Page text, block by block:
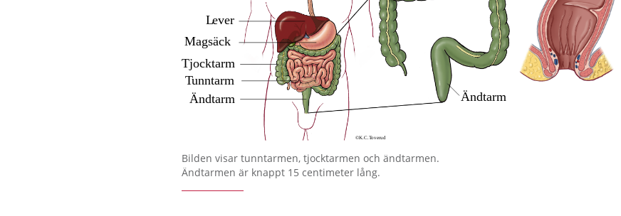
Förstora bilden
Bilden visar tunntarmen, tjocktarmen och ändtarmen.
Ändtarmen är knappt 15 centimeter lång.